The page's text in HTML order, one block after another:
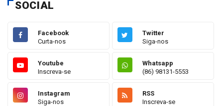
SOCIAL
Facebook
Curta-nos
Twitter
Siga-nos
Youtube
Inscreva-se
Whatsapp
(86) 98131-5553
Instagram
Siga-nos
RSS
Inscreva-se